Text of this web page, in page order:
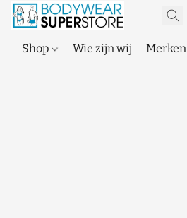
Shop Wie zijn wij Merken